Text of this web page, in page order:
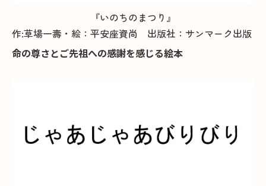
『いのちのまつり』
作:草場一壽・絵：平安座資尚 出版社：サンマーク出版
命の尊さとご先祖への感謝を感じる絵本